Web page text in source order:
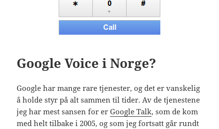
Google Voice i Norge?
Google har mange rare tjenester, og det er vanskelig
å holde styr på alt sammen til tider. Av de tjenestene
jeg har mest sansen for erGoogle Talk, som de kom
med helt tilbake i 2005, og som jeg fortsatt går rundt